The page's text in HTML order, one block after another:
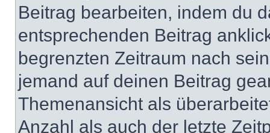
Beitrag bearbeiten, indem du
entsprechenden Beitrag
begrenzten Zeitraum nach
jemand auf deinen Beitrag
Themenansicht als
Anzahl als auch der letzte